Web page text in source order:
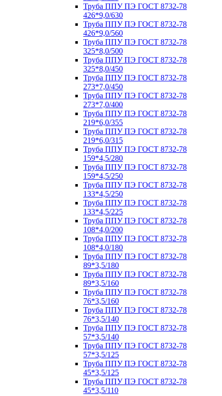
Труба ППУ ПЭ ГОСТ 8732-78
426*9,0/630
Труба ППУ ПЭ ГОСТ 8732-78
426*9,0/560
Труба ППУ ПЭ ГОСТ 8732-78
325*8,0/500
Труба ППУ ПЭ ГОСТ 8732-78
325*8,0/450
Труба ППУ ПЭ ГОСТ 8732-78
273*7,0/450
Труба ППУ ПЭ ГОСТ 8732-78
273*7,0/400
Труба ППУ ПЭ ГОСТ 8732-78
219*6,0/355
Труба ППУ ПЭ ГОСТ 8732-78
219*6,0/315
Труба ППУ ПЭ ГОСТ 8732-78
159*4,5/280
Труба ППУ ПЭ ГОСТ 8732-78
159*4,5/250
Труба ППУ ПЭ ГОСТ 8732-78
133*4,5/250
Труба ППУ ПЭ ГОСТ 8732-78
133*4,5/225
Труба ППУ ПЭ ГОСТ 8732-78
108*4,0/200
Труба ППУ ПЭ ГОСТ 8732-78
108*4,0/180
Труба ППУ ПЭ ГОСТ 8732-78
89*3,5/180
Труба ППУ ПЭ ГОСТ 8732-78
89*3,5/160
Труба ППУ ПЭ ГОСТ 8732-78
76*3,5/160
Труба ППУ ПЭ ГОСТ 8732-78
76*3,5/140
Труба ППУ ПЭ ГОСТ 8732-78
57*3,5/140
Труба ППУ ПЭ ГОСТ 8732-78
57*3,5/125
Труба ППУ ПЭ ГОСТ 8732-78
45*3,5/125
Труба ППУ ПЭ ГОСТ 8732-78
45*3,5/110